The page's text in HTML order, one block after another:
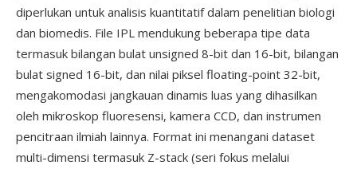
diperlukan untuk analisis kuantitatif dalam penelitian biologi
dan biomedis. File IPL mendukung beberapa tipe data
termasuk bilangan bulat unsigned 8-bit dan 16-bit, bilangan
bulat signed 16-bit, dan nilai piksel floating-point 32-bit,
mengakomodasi jangkauan dinamis luas yang dihasilkan
oleh mikroskop fluoresensi, kamera CCD, dan instrumen
pencitraan ilmiah lainnya. Format ini menangani dataset
multi-dimensi termasuk Z-stack (seri fokus melalui